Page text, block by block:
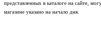
представленных в каталоге на сайте,
магазине указано на начало дня.